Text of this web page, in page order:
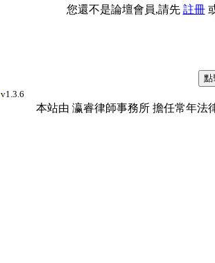
您還不是論壇會員,請先 註冊
v1.3.6
本站由 瀛睿律師事務所 擔任常年法